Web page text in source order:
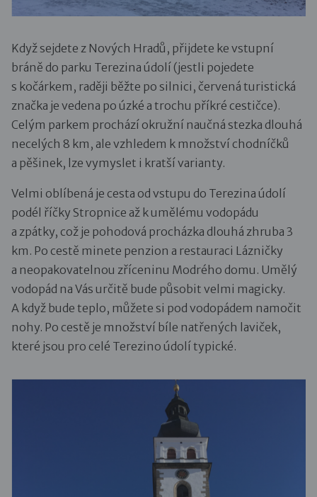
Když sejdete z Nových Hradů, přijdete ke vstupní
bráně do parku Terezina údolí (jestli pojedete
s kočárkem, raději běžte po silnici, červená turistická
značka je vedena po úzké a trochu příkré cestičce).
Celým parkem prochází okružní naučná stezka dlouhá
necelých 8 km, ale vzhledem k množství chodníčků
a pěšinek, lze vymyslet i kratší varianty.
Velmi oblíbená je cesta od vstupu do Terezina údolí
podél říčky Stropnice až k umělému vodopádu
a zpátky, což je pohodová procházka dlouhá zhruba 3
km. Po cestě minete penzion a restauraci Lázničky
a neopakovatelnou zříceninu Modrého domu. Umělý
vodopád na Vás určitě bude působit velmi magicky.
A když bude teplo, můžete si pod vodopádem namočit
nohy. Po cestě je množství bíle natřených laviček,
které jsou pro celé Terezino údolí typické.